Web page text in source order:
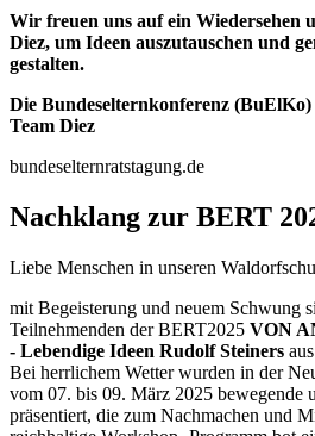
Wir freuen uns auf ein Wiedersehen
Diez, um Ideen auszutauschen und
gestalten.
Die Bundeselternkonferenz
Team Diez
bundeselternratstagung.de
Nachklang zur BERT
Liebe Menschen in unseren
mit Begeisterung und neuem Schwung
Teilnehmenden der BERT2025 VON
- Lebendige Ideen Rudolf Steiners
Bei herrlichem Wetter wurden in der
vom 07. bis 09. März 2025 bewegende
präsentiert, die zum Nachmachen und